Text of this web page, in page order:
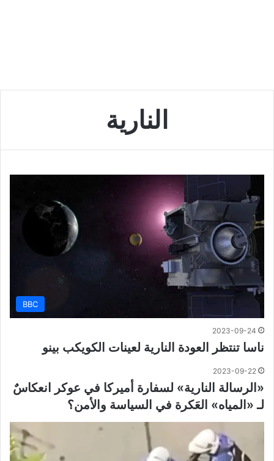
النارية
BBC
2023-09-24
ناسا تنتظر العودة النارية لعينات الكويكب بينو
2023-09-22
«الرسالة النارية» لسفارة أميركا في عوكر انعكاسٌ
لـ «المياه» العَكرة في السياسة والأمن؟